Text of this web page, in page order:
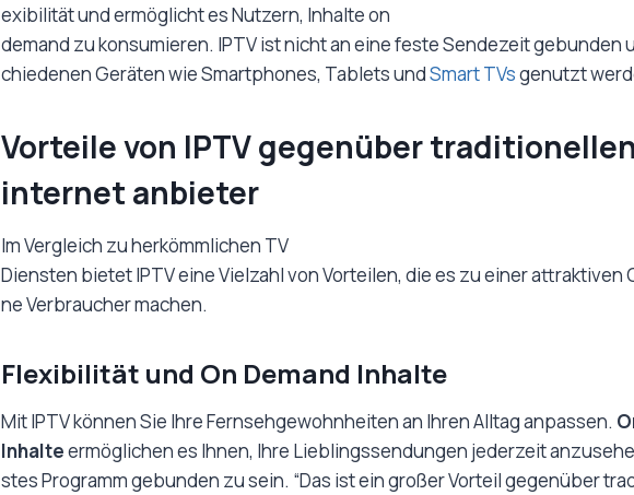
exibilität und ermöglicht es Nutzern, Inhalte on
demand zu konsumieren. IPTV ist nicht an eine feste Sendezeit gebunden
chiedenen Geräten wie Smartphones, Tablets undSmart TVsgenutzt
Vorteile von IPTV gegenüber
internet anbieter
Im Vergleich zu herkömmlichen TV
Diensten bietet IPTV eine Vielzahl von Vorteilen, die es zu einer attraktiven
ne Verbraucher machen.
Flexibilität und On Demand Inhalte
Mit IPTV können Sie Ihre Fernsehgewohnheiten an Ihren Alltag anpassen.
Inhalteermöglichen es Ihnen, Ihre Lieblingssendungen jederzeit
stes Programm gebunden zu sein. “Das ist ein großer Vorteil gegenüber